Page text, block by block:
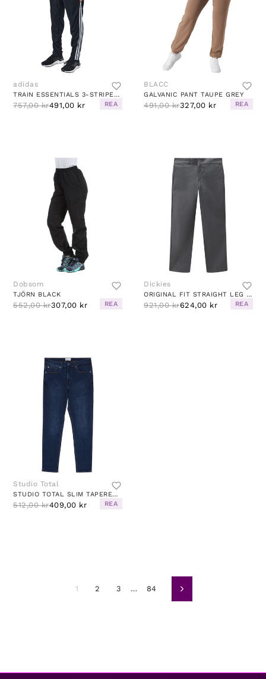
adidas
TRAIN ESSENTIALS 3-STRIPES TRAINING JOGGERS BLACK / WHITE
757,00 kr491,00 kr REA
BLACC
GALVANIC PANT TAUPE GREY
491,00 kr327,00 kr REA
Dobsom
TJÖRN BLACK
552,00 kr307,00 kr REA
Dickies
ORIGINAL FIT STRAIGHT LEG WORK
921,00 kr624,00 kr REA
Studio Total
STUDIO TOTAL SLIM TAPERED JEANS
512,00 kr409,00 kr REA
1 2 3 … 84 Neste